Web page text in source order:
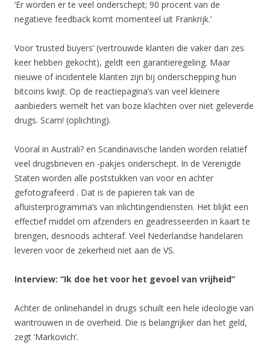
‘Er worden er te veel onderschept; 90 procent van de
negatieve feedback komt momenteel uit Frankrijk.’
Voor ’trusted buyers’ (vertrouwde klanten die vaker dan zes
keer hebben gekocht), geldt een garantieregeling. Maar
nieuwe of incidentele klanten zijn bij onderschepping hun
bitcoins kwijt. Op de reactiepagina’s van veel kleinere
aanbieders wemelt het van boze klachten over niet geleverde
drugs. Scam! (oplichting).
Vooral in Australi? en Scandinavische landen worden relatief
veel drugsbrieven en -pakjes onderschept. In de Verenigde
Staten worden alle poststukken van voor en achter
gefotografeerd . Dat is de papieren tak van de
afluisterprogramma’s van inlichtingendiensten. Het blijkt een
effectief middel om afzenders en geadresseerden in kaart te
brengen, desnoods achteraf. Veel Nederlandse handelaren
leveren voor de zekerheid niet aan de VS.
Interview: “Ik doe het voor het gevoel van vrijheid”
Achter de onlinehandel in drugs schuilt een hele ideologie van
wantrouwen in de overheid. Die is belangrijker dan het geld,
zegt ‘Markovich’.